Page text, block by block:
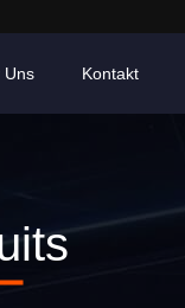
Uns Kontakt